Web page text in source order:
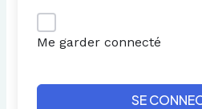
Me garder connecté
SE